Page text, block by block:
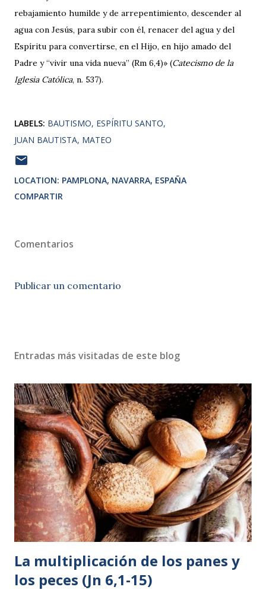
rebajamiento humilde y de arrepentimiento, descender al
agua con Jesús, para subir con él, renacer del agua y del
Espíritu para convertirse, en el Hijo, en hijo amado del
Padre y “vivir una vida nueva” (Rm 6,4)» (Catecismo de la
Iglesia Católica, n. 537).
LABELS: BAUTISMO ESPÍRITU SANTO
JUAN BAUTISTA MATEO
LOCATION: PAMPLONA, NAVARRA, ESPAÑA
COMPARTIR
Comentarios
Publicar un comentario
Entradas más visitadas de este blog
La multiplicación de los panes y
los peces (Jn 6,1-15)